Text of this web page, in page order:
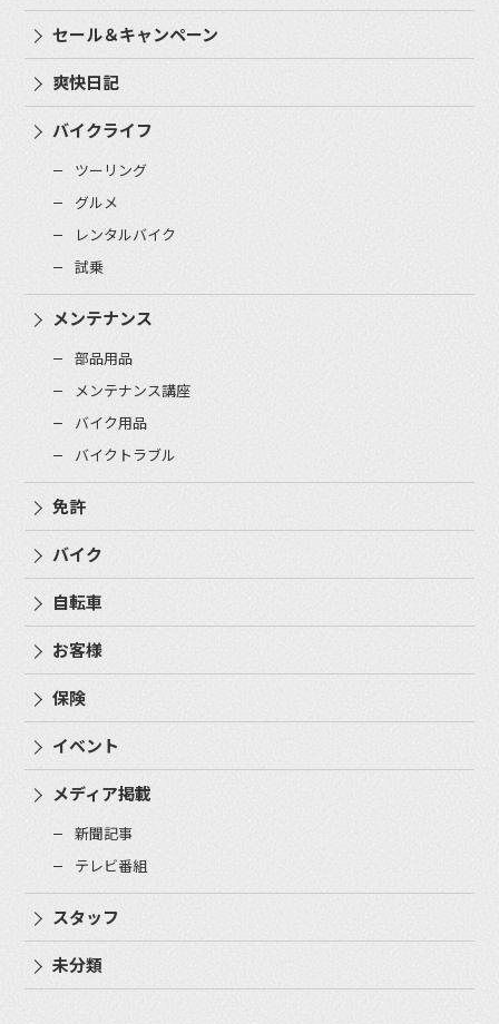
セール＆キャンペーン
爽快日記
バイクライフ
ツーリング
グルメ
レンタルバイク
試乗
メンテナンス
部品用品
メンテナンス講座
バイク用品
バイクトラブル
免許
バイク
自転車
お客様
保険
イベント
メディア掲載
新聞記事
テレビ番組
スタッフ
未分類